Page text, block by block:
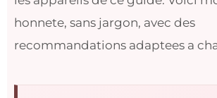
honnete, sans jargon, avec des
recommandations adaptees a